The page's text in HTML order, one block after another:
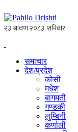
समाचार
देश/प्रदेश
कोसी
मधेश
बागमती
गण्डकी
लुम्बिनी
कर्णाली